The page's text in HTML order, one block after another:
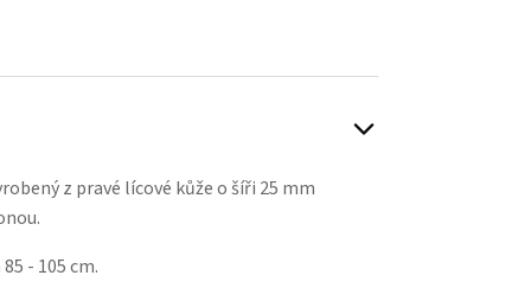
z pravé lícové kůže o šíři 25 mm
- 105 cm.